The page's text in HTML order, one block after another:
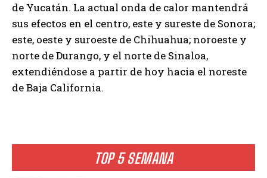
TOP 5 SEMANA
de Yucatán. La actual onda de calor mantendrá
sus efectos en el centro, este y sureste de Sonora;
este, oeste y suroeste de Chihuahua; noroeste y
norte de Durango, y el norte de Sinaloa,
extendiéndose a partir de hoy hacia el noreste
de Baja California.